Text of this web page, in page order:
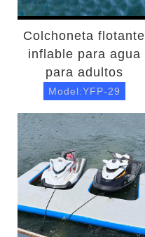
Colchoneta flotante
inflable para agua
para adultos
Model:YFP-29